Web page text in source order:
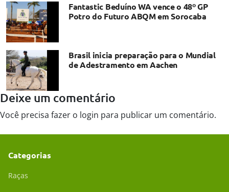
Fantastic Beduíno WA vence o 48º GP
Potro do Futuro ABQM em Sorocaba
Brasil inicia preparação para o Mundial
de Adestramento em Aachen
Deixe um comentário
Você precisa fazer o login para publicar um comentário.
Categorias
Raças